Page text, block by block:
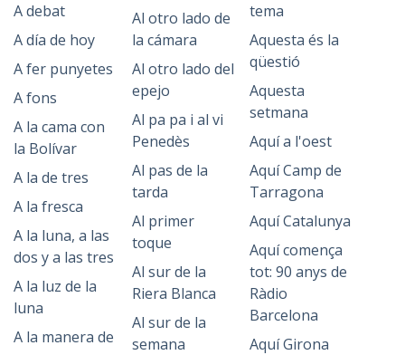
A debat
A día de hoy
A fer punyetes
A fons
A la cama con
la Bolívar
A la de tres
A la fresca
A la luna, a las
dos y a las tres
A la luz de la
luna
A la manera de
Al otro lado de
la cámara
Al otro lado del
epejo
Al pa pa i al vi
Penedès
Al pas de la
tarda
Al primer
toque
Al sur de la
Riera Blanca
Al sur de la
semana
tema
Aquesta és la
qüestió
Aquesta
setmana
Aquí a l'oest
Aquí Camp de
Tarragona
Aquí Catalunya
Aquí comença
tot: 90 anys de
Ràdio
Barcelona
Aquí Girona